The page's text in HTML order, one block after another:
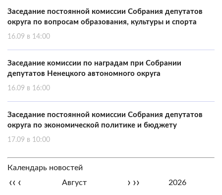
Заседание постоянной комиссии Собрания депутатов
округа по вопросам образования, культуры и спорта
16.09 в 14:00
Заседание комиссии по наградам при Собрании
депутатов Ненецкого автономного округа
16.09 в 16:00
Заседание постоянной комиссии Собрания депутатов
округа по экономической политике и бюджету
17.09 в 10:00
Календарь новостей
‹‹ ‹ Август › ›› 2026